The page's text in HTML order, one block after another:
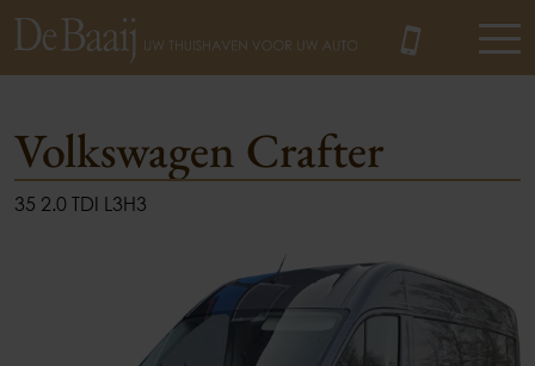
Volkswagen Crafter
35 2.0 TDI L3H3